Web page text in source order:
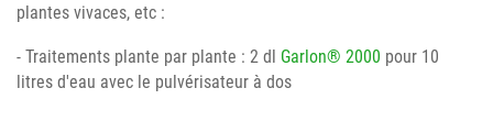
plantes vivaces, etc :
- Traitements plante par plante : 2 dl Garlon® 2000 pour 10
litres d'eau avec le pulvérisateur à dos